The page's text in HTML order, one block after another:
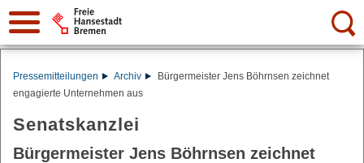
Suche:
Pressemitteilungen Archiv
Bürgermeister Jens Böhrnsen zeichnet
engagierte Unternehmen aus
Senatskanzlei
Bürgermeister Jens Böhrnsen zeichnet